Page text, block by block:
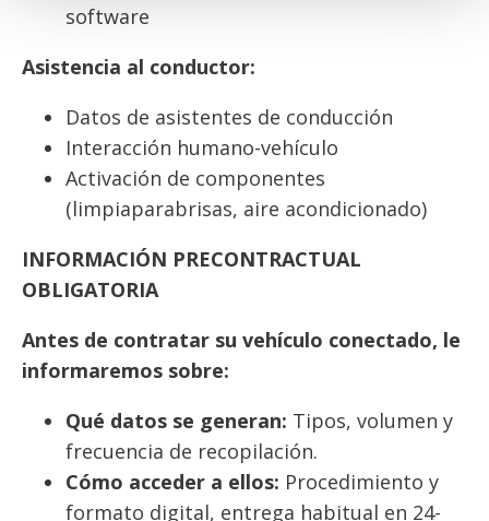
software
Asistencia al conductor:
Datos de asistentes de conducción
Interacción humano-vehículo
Activación de componentes
(limpiaparabrisas, aire acondicionado)
INFORMACIÓN PRECONTRACTUAL
OBLIGATORIA
Antes de contratar su vehículo conectado, le
informaremos sobre:
Qué datos se generan: Tipos, volumen y
frecuencia de recopilación.
Cómo acceder a ellos: Procedimiento y
formato digital, entrega habitual en 24-